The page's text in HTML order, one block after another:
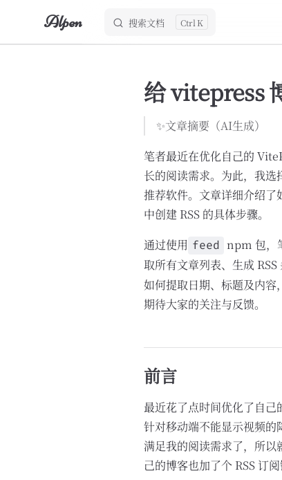
Skip to content
Alpen 搜索文档 K
给 vitepress
✨文章摘要（AI生成）
笔者最近在优化自己的
长的阅读需求。为此，我
推荐软件。文章详细介绍
中创建 RSS 的具体步骤。
通过使用 feed npm 包，
取所有文章列表、生成 RSS
如何提取日期、标题及内容
期待大家的关注与反馈。
前言
最近花了点时间优化了自
针对移动端不能显示视频
满足我的阅读需求了，所以
己的博客也加了个 RSS 订阅